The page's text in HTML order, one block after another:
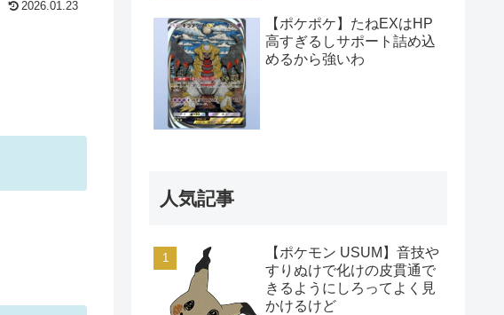
2026.01.23
【ポケポケ】たねEXはHP
高すぎるしサポート詰め込
めるから強いわ
人気記事
【ポケモン USUM】音技や
すりぬけで化けの皮貫通で
きるようにしろってよく見
かけるけど